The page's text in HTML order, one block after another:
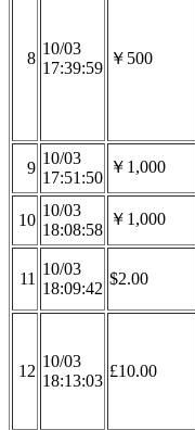
8
10/03
17:39:59
￥500
9
10/03
17:51:50
￥1,000
10
10/03
18:08:58
￥1,000
11
10/03
18:09:42
$2.00
12
10/03
18:13:03
£10.00